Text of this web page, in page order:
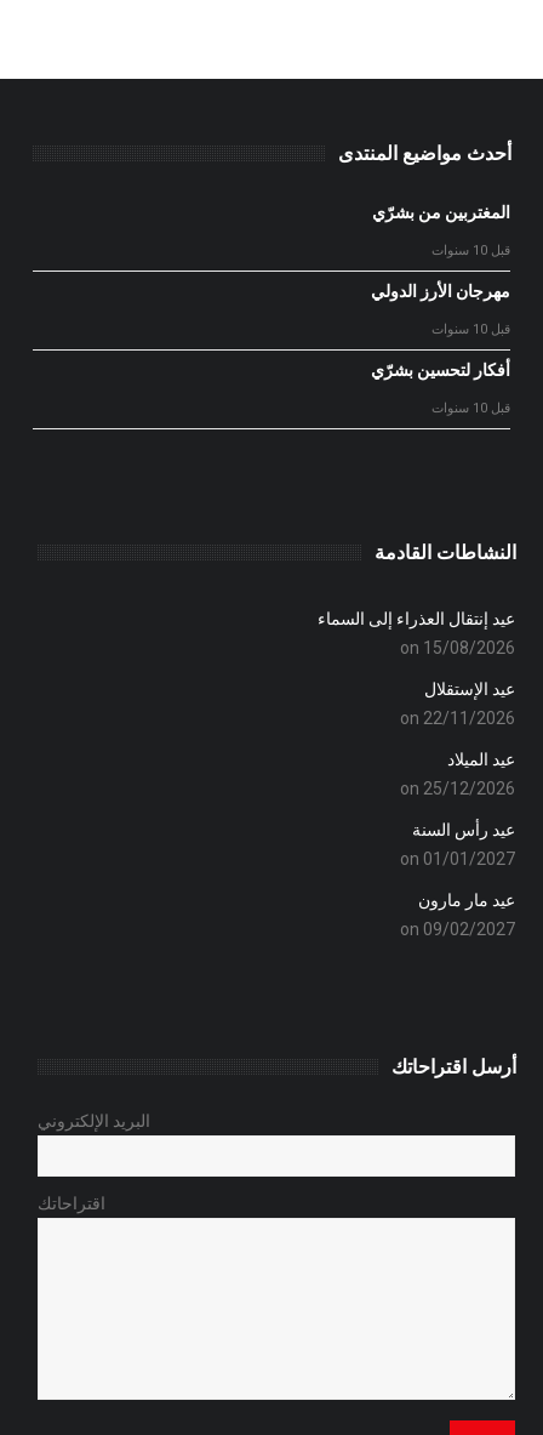
أحدث مواضيع المنتدى
المغتربين من بشرّي
قبل 10 سنوات
مهرجان الأرز الدولي
قبل 10 سنوات
أفكار لتحسين بشرّي
قبل 10 سنوات
النشاطات القادمة
عيد إنتقال العذراء إلى السماء
on 15/08/2026
عيد الإستقلال
on 22/11/2026
عيد الميلاد
on 25/12/2026
عيد رأس السنة
on 01/01/2027
عيد مار مارون
on 09/02/2027
أرسل اقتراحاتك
البريد الإلكتروني
اقتراحاتك